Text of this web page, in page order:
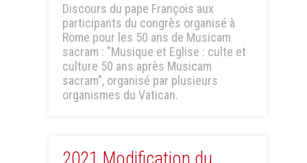
Discours du pape François aux
participants du congrès organisé à
Rome pour les 50 ans de Musicam
sacram : "Musique et Eglise : culte et
culture 50 ans après Musicam
sacram", organisé par plusieurs
organismes du Vatican.